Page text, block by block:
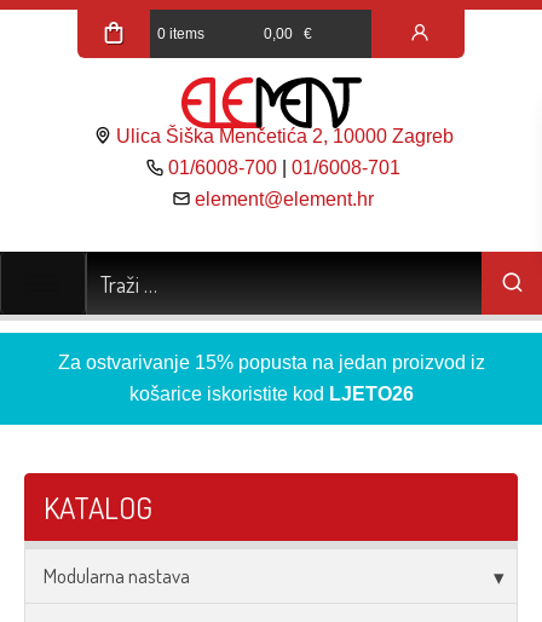
0 items 0,00 €
Ulica Šiška Menčetića 2, 10000 Zagreb
01/6008-700 |01/6008-701
element@element.hr
Za ostvarivanje 15% popusta na jedan proizvod iz
košarice iskoristite kod LJETO26
KATALOG
Modularna nastava